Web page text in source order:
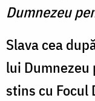
Dumnezeu
Slava cea
lui
stins cu Focul